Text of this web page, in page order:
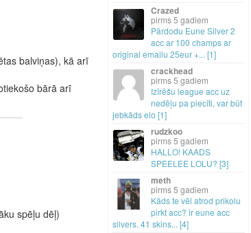
balviņas), kā arī
bārā arī
spēļu dēļ)
Crazed
5 gadiem
Pārdodu Eune Silver 2
acc ar 100 champs ar
original emailu 25eur +... [1]
crackhead
5 gadiem
Izīrēšu league acc uz
nedēļu pa piecīti, var būt
jebkāds elo [1]
rudzkoo
5 gadiem
HALLO! KAADS
SPEELEE LOLU? [3]
meth
5 gadiem
Kāds te vēl atrod prikolu
pirkt acc? ir eune acc
silvers. 41 skins... [4]